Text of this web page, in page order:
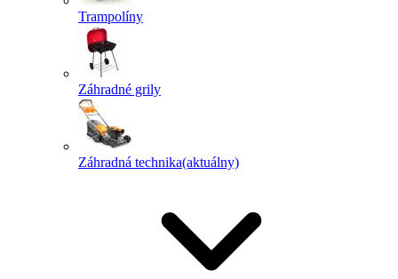
Trampolíny
Záhradné grily
Záhradná technika(aktuálny)